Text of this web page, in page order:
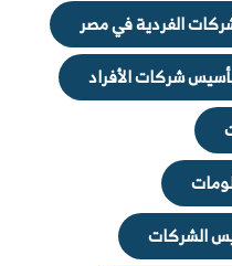
الفردية في مصر
شركات الأفراد
الشركات